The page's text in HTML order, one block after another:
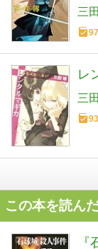
三
レ
三
この本を読ん